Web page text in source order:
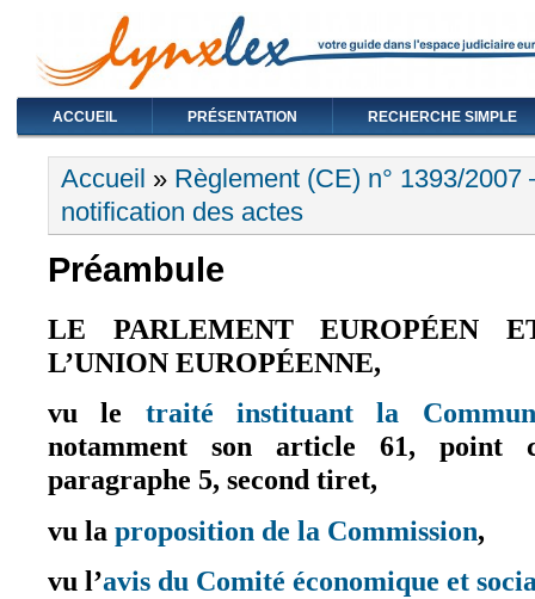
ACCUEIL PRÉSENTATION RECHERCHE SIMPLE
Vous êtes ici
Accueil » Règlement (CE) n° 1393/
notification des actes
Préambule
LE PARLEMENT EUROPÉEN
L’UNION EUROPÉENNE,
vu le traité instituant la
notamment son article 61,
paragraphe 5, second tiret,
vu la proposition de la Commission,
vu l’avis du Comité économique et